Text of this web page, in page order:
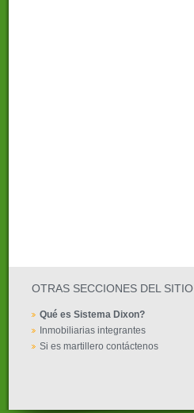
OTRAS SECCIONES DEL SITIO
Qué es Sistema Dixon?
Inmobiliarias integrantes
Si es martillero contáctenos